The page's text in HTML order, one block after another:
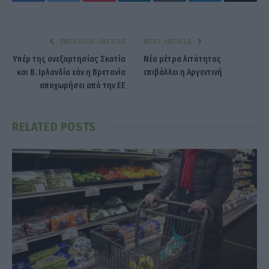
PREVIOUS ARTICLE
Υπέρ της ανεξαρτησίας Σκοτία
και Β. Ιρλανδία εάν η Βρετανία
αποχωρήσει από την ΕΕ
NEXT ARTICLE
Νέα μέτρα λιτότητας
επιβάλλει η Αργεντινή
RELATED POSTS